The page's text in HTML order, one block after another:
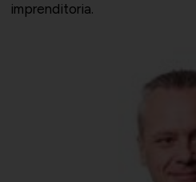
imprenditoria.